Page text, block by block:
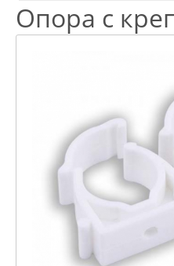
Опора с